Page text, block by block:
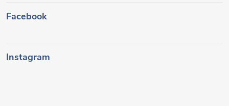
Facebook
Instagram